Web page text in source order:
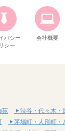
バシー
シー
会社概要
苑 渋谷・代々木・
茅場町・人形町・